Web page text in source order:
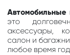
Автомобильные
это
аксессуары,
салон и
любое время